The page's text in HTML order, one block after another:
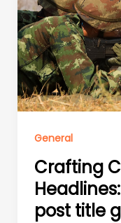
General
Crafting
post title